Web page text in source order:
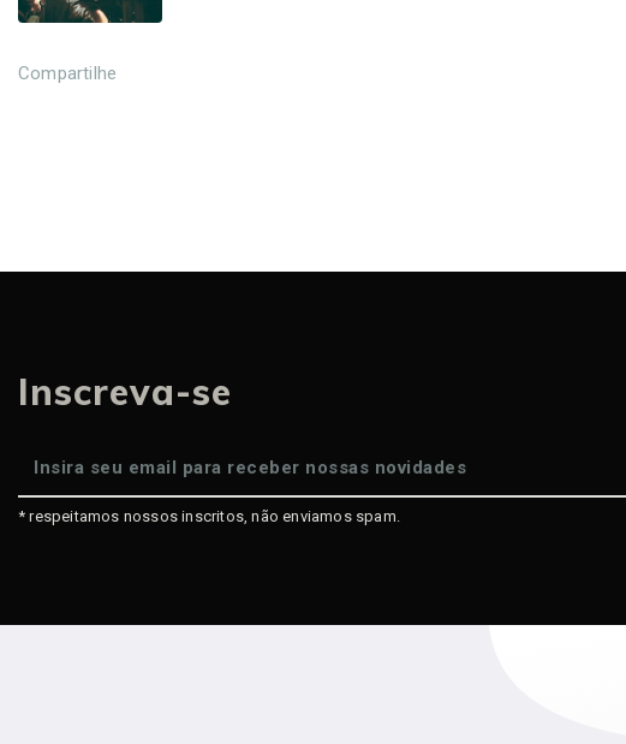
Compartilhe
Inscreva-se
* respeitamos nossos inscritos, não enviamos spam.